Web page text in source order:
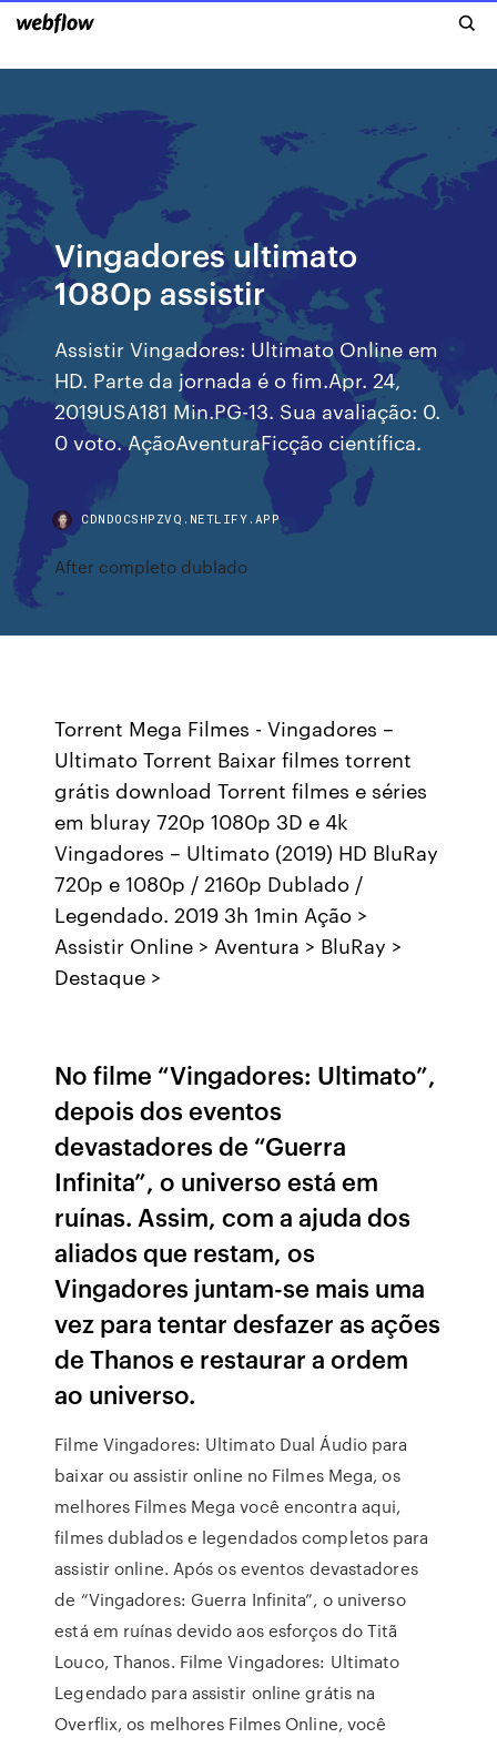
Vingadores ultimato
1080p assistir
Assistir Vingadores: Ultimato Online em
HD. Parte da jornada é o fim.Apr. 24,
2019USA181 Min.PG-13. Sua avaliação: 0.
0 voto. AçãoAventuraFicção científica.
CDNDOCSHPZVQ.NETLIFY.APP
After completo dublado
Torrent Mega Filmes - Vingadores –
Ultimato Torrent Baixar filmes torrent
grátis download Torrent filmes e séries
em bluray 720p 1080p 3D e 4k
Vingadores – Ultimato (2019) HD BluRay
720p e 1080p / 2160p Dublado /
Legendado. 2019 3h 1min Ação >
Assistir Online > Aventura > BluRay >
Destaque >
No filme “Vingadores: Ultimato”,
depois dos eventos
devastadores de “Guerra
Infinita”, o universo está em
ruínas. Assim, com a ajuda dos
aliados que restam, os
Vingadores juntam-se mais uma
vez para tentar desfazer as ações
de Thanos e restaurar a ordem
ao universo.
Filme Vingadores: Ultimato Dual Áudio para
baixar ou assistir online no Filmes Mega, os
melhores Filmes Mega você encontra aqui,
filmes dublados e legendados completos para
assistir online. Após os eventos devastadores
de “Vingadores: Guerra Infinita”, o universo
está em ruínas devido aos esforços do Titã
Louco, Thanos. Filme Vingadores: Ultimato
Legendado para assistir online grátis na
Overflix, os melhores Filmes Online, você